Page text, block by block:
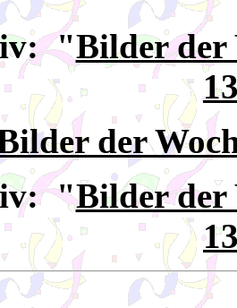
"Bilder der
der
"Bilder der